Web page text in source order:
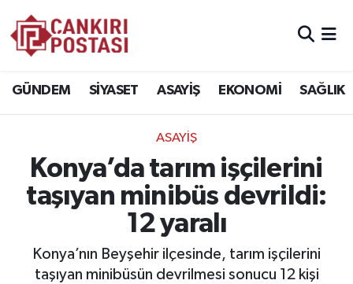
GÜNDEM SİYASET ASAYİŞ EKONOMİ SAĞLIK
ASAYİŞ
Konya’da tarım işçilerini
taşıyan minibüs devrildi:
12 yaralı
Konya’nın Beyşehir ilçesinde, tarım işçilerini
taşıyan minibüsün devrilmesi sonucu 12 kişi
EKONOMİ
SPOR
Çankiri Namaz Vakitleri
Trafik Durumu
Süper Lig Puan Durumu ve Fikstür
Tüm Manşetler